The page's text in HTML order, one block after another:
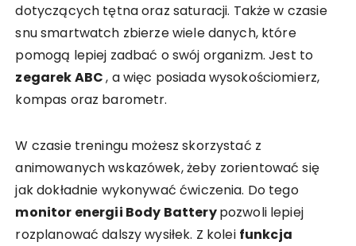
dotyczących tętna oraz saturacji. Także w czasie
snu smartwatch zbierze wiele danych, które
pomogą lepiej zadbać o swój organizm. Jest to
zegarek ABC, a więc posiada wysokościomierz,
kompas oraz barometr.
W czasie treningu możesz skorzystać z
animowanych wskazówek, żeby zorientować się
jak dokładnie wykonywać ćwiczenia. Do tego
monitor energii Body Batterypozwoli lepiej
rozplanować dalszy wysiłek. Z kolei funkcja